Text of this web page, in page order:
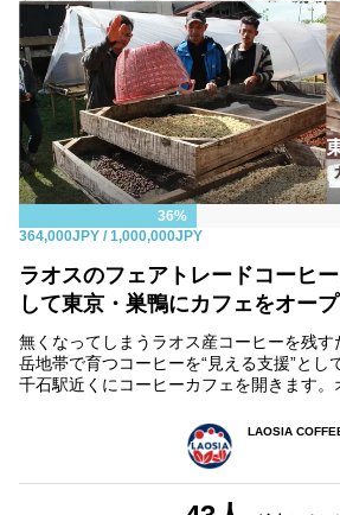
36%
364,000JPY / 1,000,000JPY
ラオスのフェアトレードコーヒ
して東京・巣鴨にカフェをオー
無くなってしまうラオス産コーヒーを残
岳地帯で育つコーヒーを“見える支援”とし
千石駅近くにコーヒーカフェを開きます。
LAOSIA